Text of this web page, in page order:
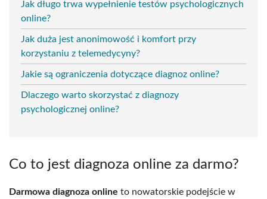
Jak długo trwa wypełnienie testów psychologicznych
online?
Jak duża jest anonimowość i komfort przy
korzystaniu z telemedycyny?
Jakie są ograniczenia dotyczące diagnoz online?
Dlaczego warto skorzystać z diagnozy
psychologicznej online?
Co to jest diagnoza online za darmo?
Darmowa diagnoza online to nowatorskie podejście w